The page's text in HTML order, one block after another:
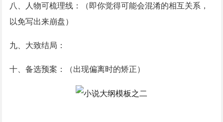
八、人物可梳理线：（即你觉得可能会混淆的相互关系，
以免写出来崩盘）
九、大致结局：
十、备选预案：（出现偏离时的矫正）